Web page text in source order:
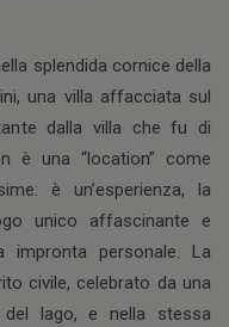
splendida cornice della
una villa affacciata sul
dalla villa che fu di
è una “location” come
è un’esperienza, la
unico affascinante e
impronta personale. La
civile, celebrato da una
lago, e nella stessa